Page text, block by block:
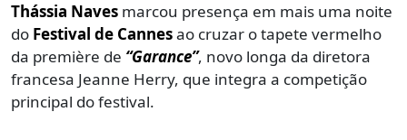
Thássia Naves marcou presença em mais uma noite
do Festival de Cannesao cruzar o tapete vermelho
da première de “Garance”, novo longa da diretora
francesa Jeanne Herry, que integra a competição
principal do festival.